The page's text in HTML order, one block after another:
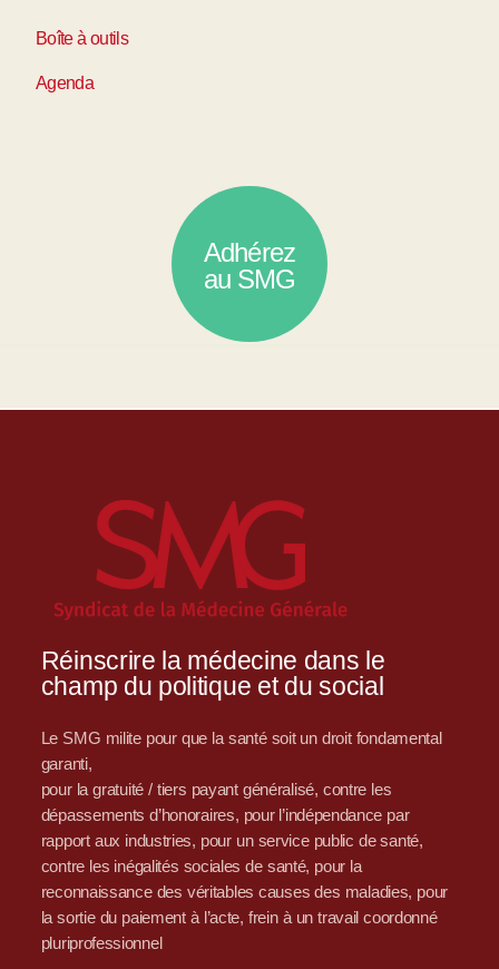
Boîte à outils
Agenda
Adhérez
au SMG
Réinscrire la médecine dans le
champ du politique et du social
Le SMG milite pour que la santé soit un droit fondamental
garanti,
pour la gratuité / tiers payant généralisé, contre les
dépassements d’honoraires, pour l’indépendance par
rapport aux industries, pour un service public de santé,
contre les inégalités sociales de santé, pour la
reconnaissance des véritables causes des maladies, pour
la sortie du paiement à l’acte, frein à un travail coordonné
pluriprofessionnel